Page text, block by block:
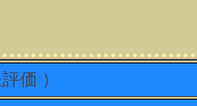
価 ）